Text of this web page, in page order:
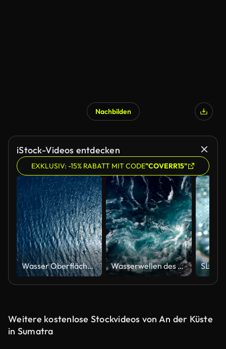
Nachbilden
iStock-Videos entdecken
EXKLUSIV: -15% RABATT MIT CODE"COVERR15"
Wasser Oberfläche Luftbild Wasserwellen des Flusses und des Meeres treffen bei Flut und Ebbe aufeinander.
Weitere kostenlose Stockvideos von An der Küste
in Sumatra